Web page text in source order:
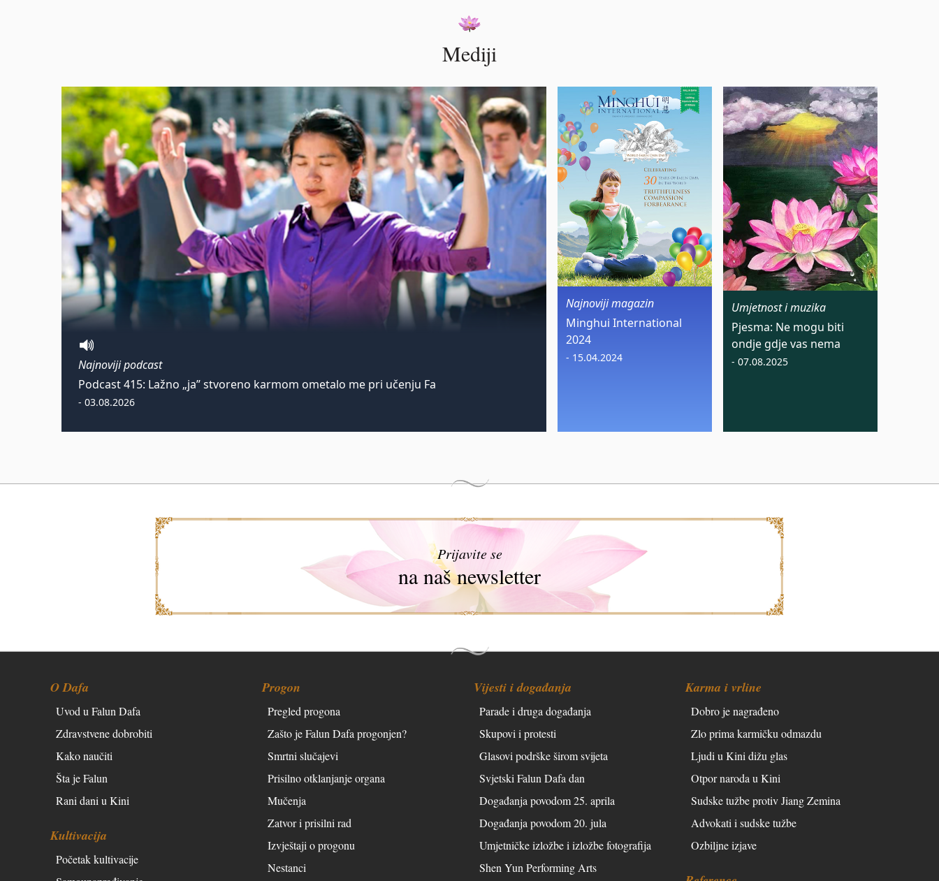
Mediji
Najnoviji podcast
Podcast 415: Lažno „ja” stvoreno karmom ometalo me pri učenju Fa
- 03.08.2026
Najnoviji magazin
Minghui International
2024
- 15.04.2024
Umjetnost i muzika
Pjesma: Ne mogu biti
ondje gdje vas nema
- 07.08.2025
Prijavite se
na naš newsletter
O Dafa
Uvod u Falun Dafa
Zdravstvene dobrobiti
Kako naučiti
Šta je Falun
Rani dani u Kini
Kultivacija
Početak kultivacije
Progon
Pregled progona
Zašto je Falun Dafa progonjen?
Smrtni slučajevi
Prisilno otklanjanje organa
Mučenja
Zatvor i prisilni rad
Izvještaji o progonu
Nestanci
Vijesti i događanja
Parade i druga događanja
Skupovi i protesti
Glasovi podrške širom svijeta
Svjetski Falun Dafa dan
Događanja povodom 25. aprila
Događanja povodom 20. jula
Umjetničke izložbe i izložbe fotografija
Shen Yun Performing Arts
Karma i vrline
Dobro je nagrađeno
Zlo prima karmičku odmazdu
Ljudi u Kini dižu glas
Otpor naroda u Kini
Sudske tužbe protiv Jiang Zemina
Advokati i sudske tužbe
Ozbiljne izjave